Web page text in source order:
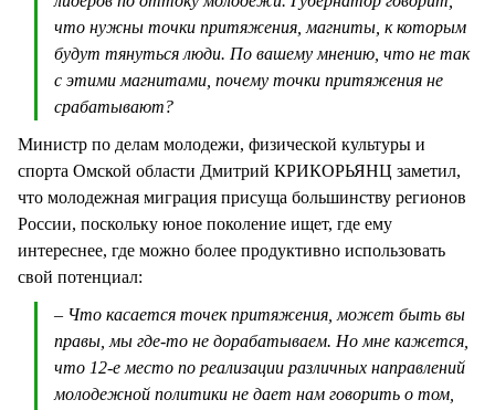
что нужны точки притяжения, магниты, к которым
будут тянуться люди. По вашему мнению, что не так
с этими магнитами, почему точки притяжения не
срабатывают?
Министр по делам молодежи, физической культуры и
спорта Омской области Дмитрий КРИКОРЬЯНЦ заметил,
что молодежная миграция присуща большинству регионов
России, поскольку юное поколение ищет, где ему
интереснее, где можно более продуктивно использовать
свой потенциал:
– Что касается точек притяжения, может быть вы
правы, мы где-то не дорабатываем. Но мне кажется,
что 12-е место по реализации различных направлений
молодежной политики не дает нам говорить о том,